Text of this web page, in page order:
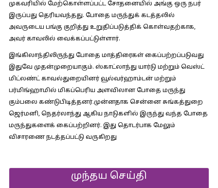
முகவரியில் மேற்கொள்ளப்பட்ட சோதனையில் அங்கு ஒரு நபர்
இருப்பது தெரியவந்தது. போதை மருந்துக் கடத்தலில்
அவருடைய பங்கு குறித்து உறுதிப்படுத்திக் கொள்வதற்காக,
அவர் காவலில் வைக்கப்பட்டுள்ளார்.
இங்கிலாந்திலிருந்து போதை மாத்திரைகள் கைப்பற்றப்படுவது
இதுவே முதன்முறையாகும். ஸ்காட்லாந்து யார்டு மற்றும் வெஸ்ட்
மிட்லண்ட் காவல்துறையினர் வூல்வர்ஹாம்டன் மற்றும்
பர்மிங்ஹாமில் மிகப்பெரிய அளவிலான போதை மருந்து
கும்பலை கண்டுபிடித்தனர்.முன்னதாக சென்னை சுங்கத்துறை
ஜெர்மனி, நெதர்லாந்து ஆகிய நாடுகளில் இருந்து வந்த போதை
மருந்துகளைக் கைப்பற்றினர். இது தொடர்பாக மேலும்
விசாரணை நடத்தப்பட்டு வருகிறது
முந்தய செய்தி